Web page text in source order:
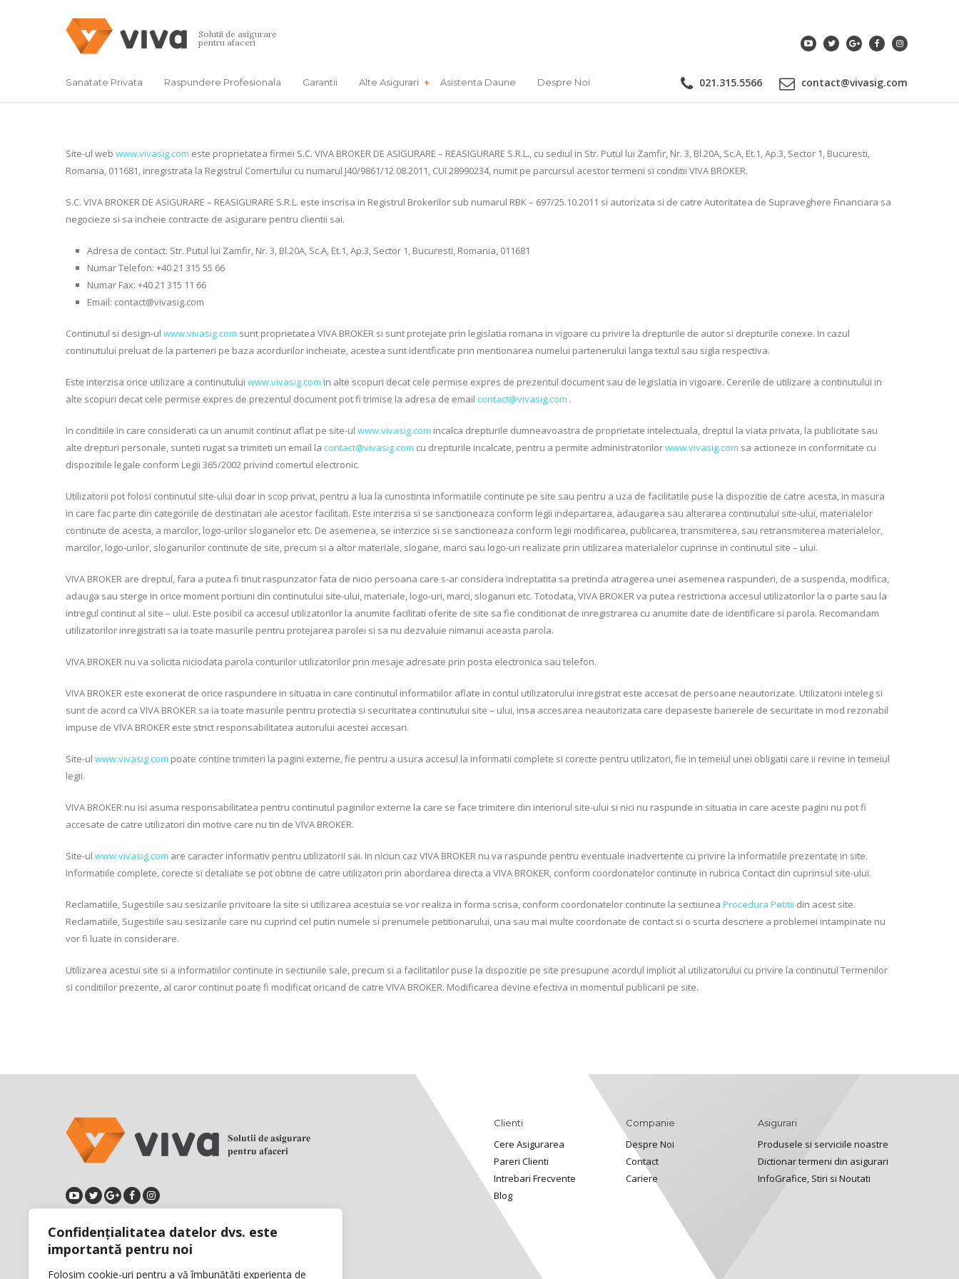
Confidențialitatea datelor dvs. este
importantă pentru noi
Folosim cookie-uri pentru a vă îmbunătăți experiența de
Solutii de asigurare
pentru afaceri
Sanatate Privata Raspundere Profesionala Garantii Alte Asigurari Asistenta Daune Despre Noi 021.315.5566 contact@vivasig.com
Site-ul web www.vivasig.com este proprietatea firmei S.C. VIVA BROKER DE ASIGURARE – REASIGURARE S.R.L., cu sediul in Str. Putul lui Zamfir, Nr. 3, Bl.20A, Sc.A, Et.1, Ap.3, Sector 1, Bucuresti,
Romania, 011681, inregistrata la Registrul Comertului cu numarul J40/9861/12.08.2011, CUI 28990234, numit pe parcursul acestor termeni si conditii VIVA BROKER.
S.C. VIVA BROKER DE ASIGURARE – REASIGURARE S.R.L. este inscrisa in Registrul Brokerilor sub numarul RBK – 697/25.10.2011 si autorizata si de catre Autoritatea de Supraveghere Financiara sa
negocieze si sa incheie contracte de asigurare pentru clientii sai.
Adresa de contact: Str. Putul lui Zamfir, Nr. 3, Bl.20A, Sc.A, Et.1, Ap.3, Sector 1, Bucuresti, Romania, 011681
Numar Telefon: +40 21 315 55 66
Numar Fax: +40 21 315 11 66
Email: contact@vivasig.com
Continutul si design-ul www.vivasig.com sunt proprietatea VIVA BROKER si sunt protejate prin legislatia romana in vigoare cu privire la drepturile de autor si drepturile conexe. In cazul
continutului preluat de la parteneri pe baza acordurilor incheiate, acestea sunt identficate prin mentionarea numelui partenerului langa textul sau sigla respectiva.
Este interzisa orice utilizare a continutului www.vivasig.com in alte scopuri decat cele permise expres de prezentul document sau de legislatia in vigoare. Cererile de utilizare a continutului in
alte scopuri decat cele permise expres de prezentul document pot fi trimise la adresa de email contact@vivasig.com .
In conditiile in care considerati ca un anumit continut aflat pe site-ul www.vivasig.com incalca drepturile dumneavoastra de proprietate intelectuala, dreptul la viata privata, la publicitate sau
alte drepturi personale, sunteti rugat sa trimiteti un email la contact@vivasig.com cu drepturile incalcate, pentru a permite administratorilorwww.vivasig.com sa actioneze in conformitate cu
dispozitiile legale conform Legii 365/2002 privind comertul electronic.
Utilizatorii pot folosi continutul site-ului doar in scop privat, pentru a lua la cunostinta informatiile continute pe site sau pentru a uza de facilitatile puse la dispozitie de catre acesta, in masura
in care fac parte din categoriile de destinatari ale acestor facilitati. Este interzisa si se sanctioneaza conform legii indepartarea, adaugarea sau alterarea continutului site-ului, materialelor
continute de acesta, a marcilor, logo-urilor sloganelor etc. De asemenea, se interzice si se sanctioneaza conform legii modificarea, publicarea, transmiterea, sau retransmiterea materialelor,
marcilor, logo-urilor, sloganurilor continute de site, precum si a altor materiale, slogane, marci sau logo-uri realizate prin utilizarea materialelor cuprinse in continutul site – ului.
VIVA BROKER are dreptul, fara a putea fi tinut raspunzator fata de nicio persoana care s-ar considera indreptatita sa pretinda atragerea unei asemenea raspunderi, de a suspenda, modifica,
adauga sau sterge in orice moment portiuni din continutului site-ului, materiale, logo-uri, marci, sloganuri etc. Totodata, VIVA BROKER va putea restrictiona accesul utilizatorilor la o parte sau la
intregul continut al site – ului. Este posibil ca accesul utilizatorilor la anumite facilitati oferite de site sa fie conditionat de inregistrarea cu anumite date de identificare si parola. Recomandam
utilizatorilor inregistrati sa ia toate masurile pentru protejarea parolei si sa nu dezvaluie nimanui aceasta parola.
VIVA BROKER nu va solicita niciodata parola conturilor utilizatorilor prin mesaje adresate prin posta electronica sau telefon.
VIVA BROKER este exonerat de orice raspundere in situatia in care continutul informatiilor aflate in contul utilizatorului inregistrat este accesat de persoane neautorizate. Utilizatorii inteleg si
sunt de acord ca VIVA BROKER sa ia toate masurile pentru protectia si securitatea continutului site – ului, insa accesarea neautorizata care depaseste barierele de securitate in mod rezonabil
impuse de VIVA BROKER este strict responsabilitatea autorului acestei accesari.
Site-ul www.vivasig.com poate contine trimiteri la pagini externe, fie pentru a usura accesul la informatii complete si corecte pentru utilizatori, fie in temeiul unei obligatii care ii revine in temeiul
legii.
VIVA BROKER nu isi asuma responsabilitatea pentru continutul paginilor externe la care se face trimitere din interiorul site-ului si nici nu raspunde in situatia in care aceste pagini nu pot fi
accesate de catre utilizatori din motive care nu tin de VIVA BROKER.
Site-ul www.vivasig.com are caracter informativ pentru utilizatorii sai. In niciun caz VIVA BROKER nu va raspunde pentru eventuale inadvertente cu privire la informatiile prezentate in site.
Informatiile complete, corecte si detaliate se pot obtine de catre utilizatori prin abordarea directa a VIVA BROKER, conform coordonatelor continute in rubrica Contact din cuprinsul site-ului.
Reclamatiile, Sugestiile sau sesizarile privitoare la site si utilizarea acestuia se vor realiza in forma scrisa, conform coordonatelor continute la sectiunea Procedura Petitii din acest site.
Reclamatiile, Sugestiile sau sesizarile care nu cuprind cel putin numele si prenumele petitionarului, una sau mai multe coordonate de contact si o scurta descriere a problemei intampinate nu
vor fi luate in considerare.
Utilizarea acestui site si a informatiilor continute in sectiunile sale, precum si a facilitatilor puse la dispozitie pe site presupune acordul implicit al utilizatorului cu privire la continutul Termenilor
si conditiilor prezente, al caror continut poate fi modificat oricand de catre VIVA BROKER. Modificarea devine efectiva in momentul publicarii pe site.
Calea Floreasca, Nr.169, Etaj 4,
Clienti
Cere Asigurarea
Pareri Clienti
Intrebari Frecvente
Blog
Companie
Despre Noi
Contact
Cariere
Asigurari
Produsele si serviciile noastre
Dictionar termeni din asigurari
InfoGrafice, Stiri si Noutati